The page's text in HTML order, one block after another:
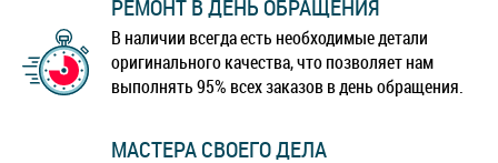
РЕМОНТ В ДЕНЬ ОБРАЩЕНИЯ
В наличии всегда есть необходимые детали
оригинального качества, что позволяет нам
выполнять 95% всех заказов в день обращения.
МАСТЕРА СВОЕГО ДЕЛА